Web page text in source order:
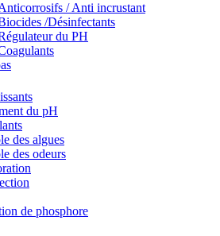
/ Anti incrustant
/Désinfectants
du PH
du pH
des algues
des odeurs
de phosphore